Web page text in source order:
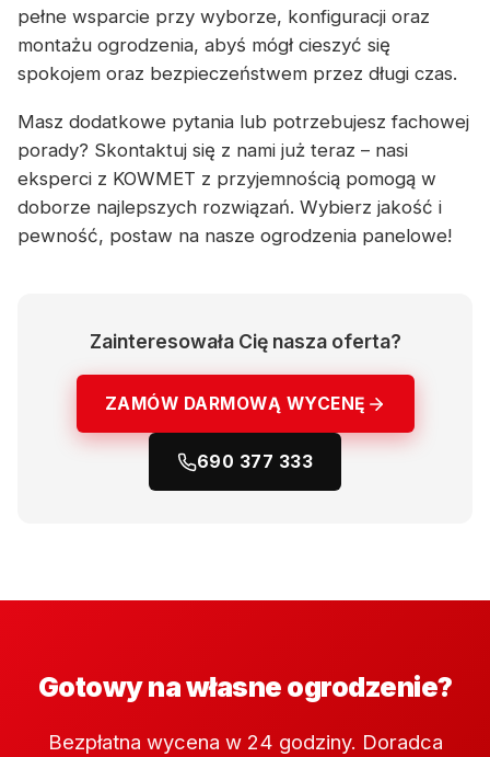
pełne wsparcie przy wyborze, konfiguracji oraz
montażu ogrodzenia, abyś mógł cieszyć się
spokojem oraz bezpieczeństwem przez długi czas.
Masz dodatkowe pytania lub potrzebujesz fachowej
porady? Skontaktuj się z nami już teraz – nasi
eksperci z KOWMET z przyjemnością pomogą w
doborze najlepszych rozwiązań. Wybierz jakość i
pewność, postaw na nasze ogrodzenia panelowe!
Zainteresowała Cię nasza oferta?
ZAMÓW DARMOWĄ WYCENĘ
690 377 333
Gotowy na własne ogrodzenie?
Bezpłatna wycena w 24 godziny. Doradca